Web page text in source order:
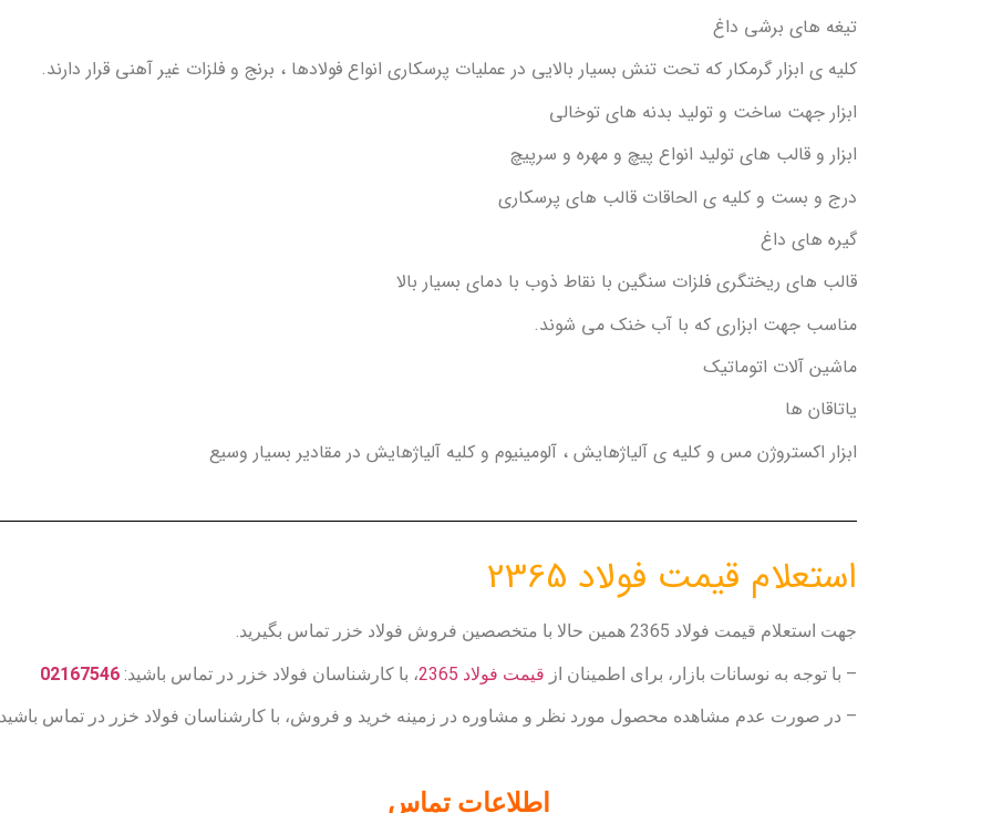
تیغه های برشی داغ
کلیه ی ابزار گرمکار که تحت تنش بسیار بالایی در عملیات پرسکاری انواع فولادها ، برنج و فلزات غیر آهنی قرار دارند.
ابزار جهت ساخت و تولید بدنه های توخالی
ابزار و قالب های تولید انواع پیچ و مهره و سرپیچ
درج و بست و کلیه ی الحاقات قالب های پرسکاری
گیره های داغ
قالب های ریختگری فلزات سنگین با نقاط ذوب با دمای بسیار بالا
مناسب جهت ابزاری که با آب خنک می شوند.
ماشین آلات اتوماتیک
یاتاقان ها
ابزار اکستروژن مس و کلیه ی آلیاژهایش ، آلومینیوم و کلیه آلیاژهایش در مقادیر بسیار وسیع
استعلام قیمت فولاد 2365
جهت استعلام قیمت فولاد 2365 همین حالا با متخصصین فروش فولاد خزر تماس بگیرید.
– با توجه به نوسانات بازار، برای اطمینان از قیمت فولاد 2365 ، با کارشناسان فولاد خزر در تماس باشید: 02167546
– در صورت عدم مشاهده محصول مورد نظر و مشاوره در زمینه خرید و فروش، با کارشناسان فولاد خزر در تماس
اطلاعات تماس